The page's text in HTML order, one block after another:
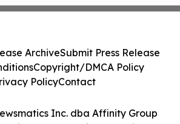
Inc. dba Affinity Group
ArchiveSubmit Press Release
Copyright/DMCA Policy
PolicyContact